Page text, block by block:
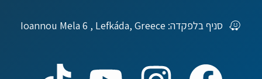
סניף בלפקדה: Ioannou Mela 6 , Lefkáda, Greece